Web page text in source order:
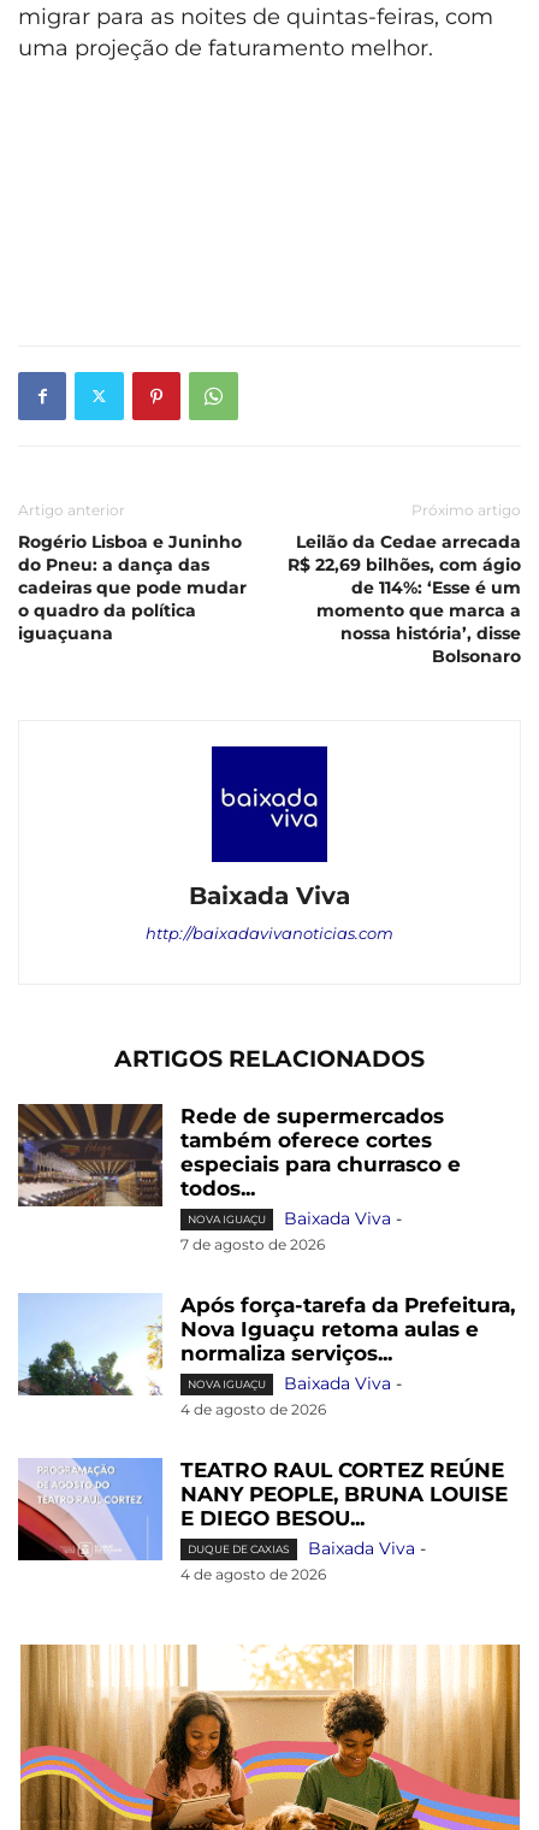
migrar para as noites de quintas-feiras, com
uma projeção de faturamento melhor.
Artigo anterior
Rogério Lisboa e Juninho
do Pneu: a dança das
cadeiras que pode mudar
o quadro da política
iguaçuana
Próximo artigo
Leilão da Cedae arrecada
R$ 22,69 bilhões, com ágio
de 114%: ‘Esse é um
momento que marca a
nossa história’, disse
Bolsonaro
Baixada Viva
http://baixadavivanoticias.com
ARTIGOS RELACIONADOS
Rede de supermercados
também oferece cortes
especiais para churrasco e
todos...
NOVA IGUAÇU Baixada Viva -
7 de agosto de 2026
Após força-tarefa da Prefeitura,
Nova Iguaçu retoma aulas e
normaliza serviços...
NOVA IGUAÇU Baixada Viva -
4 de agosto de 2026
TEATRO RAUL CORTEZ REÚNE
NANY PEOPLE, BRUNA LOUISE
E DIEGO BESOU...
DUQUE DE CAXIAS Baixada Viva -
4 de agosto de 2026